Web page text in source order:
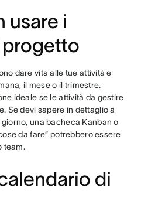
usare i
dare vita alle tue attività e
il mese o il trimestre.
ideale se le attività da gestire
Se devi sapere in dettaglio a
una bacheca Kanban o
da fare” potrebbero essere
team.
di